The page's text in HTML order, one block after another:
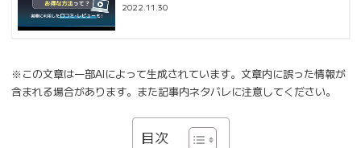
2022.11.30
※この文章は一部AIによって生成されています。文章内に誤った情報が
含まれる場合があります。また記事内ネタバレに注意してください。
目次